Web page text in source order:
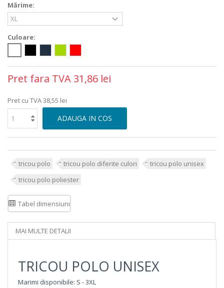
Mărime:
Culoare:
Pret fara TVA 31,86 lei
Pret cu TVA38,55 lei
ADAUGA IN COS
tricou polo tricou polo diferite culori
tricou polo unisex
tricou polo poliester
Tabel dimensiuni
MAI MULTE DETALII
TRICOU POLO UNISEX
Marimi disponibile: S - 3XL